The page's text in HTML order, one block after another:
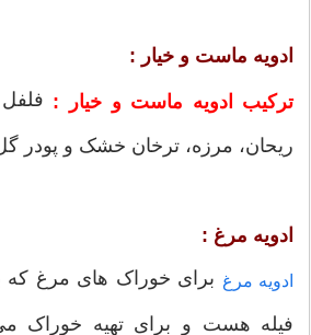
ادویه ماست و خیار :
ترکیب ادویه ماست و خیار :
ریحان، مرزه، ترخان خشک و پودر
ادویه مرغ :
ادویه مرغ برای خوراک های مرغ
فیله هست و برای تهیه خوراک